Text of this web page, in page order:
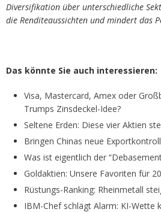
Diversifikation über unterschiedliche
die Renditeaussichten und mindert das
Das könnte Sie auch interessieren:
Visa, Mastercard, Amex oder
Trumps Zinsdeckel-Idee?
Seltene Erden: Diese vier Aktien
Bringen Chinas neue
Was ist eigentlich der
Goldaktien: Unsere Favoriten für
Rüstungs-Ranking: Rheinmetall
IBM-Chef schlägt Alarm: KI-Wette